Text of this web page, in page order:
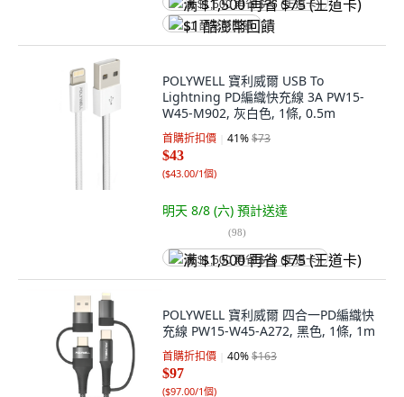
满 $1,500 再省 $75 (王道卡)
$1 酷澎幣回饋
POLYWELL 寶利威爾 USB To
Lightning PD編織快充線 3A PW15-
W45-M902, 灰白色, 1條, 0.5m
首購折扣價 41%$73
$43
($43.00/1個)
明天 8/8 (六) 預計送達
(98)
满 $1,500 再省 $75 (王道卡)
POLYWELL 寶利威爾 四合一PD編織快
充線 PW15-W45-A272, 黑色, 1條, 1m
首購折扣價 40%$163
$97
($97.00/1個)